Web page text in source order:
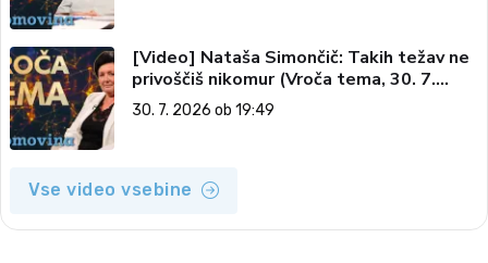
[Video] Nataša Simončič: Takih težav ne
privoščiš nikomur (Vroča tema, 30. 7.
2026)
30. 7. 2026 ob 19:49
Vse video vsebine